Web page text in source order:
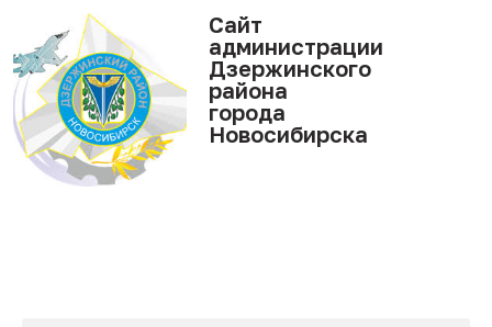
Cайт
администрации
Дзержинского
района
города
Новосибирска